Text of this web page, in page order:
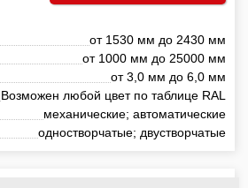
от 1530 мм до 2430 мм
от 1000 мм до 25000 мм
от 3,0 мм до 6,0 мм
Возможен любой цвет по таблице RAL
механические; автоматические
одностворчатые; двустворчатые